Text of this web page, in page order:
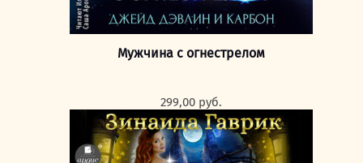
Мужчина с огнестрелом
299,00 руб.